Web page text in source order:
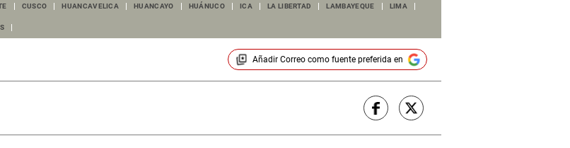
CUSCO HUANCAVELICA HUANCAYO HUÁNUCO ICA LA LIBERTAD LAMBAYEQUE LIMA
Añadir Correocomo fuente preferida en